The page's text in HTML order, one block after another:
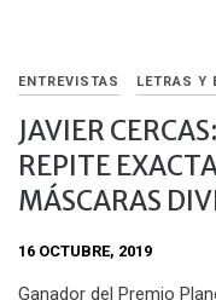
ENTREVISTAS LETRAS Y
JAVIER
REPITE
MÁSCARAS
16 OCTUBRE, 2019
Ganador del Premio